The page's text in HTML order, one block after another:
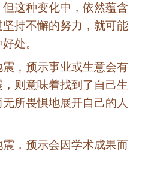
这种变化中，依然蕴含
持不懈的努力，就可能
处。
，预示事业或生意会有
则意味着找到了自己生
所畏惧地展开自己的人
，预示会因学术成果而